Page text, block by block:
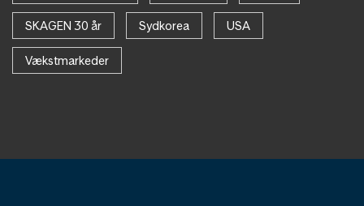
SKAGEN 30 år Sydkorea USA
Vækstmarkeder